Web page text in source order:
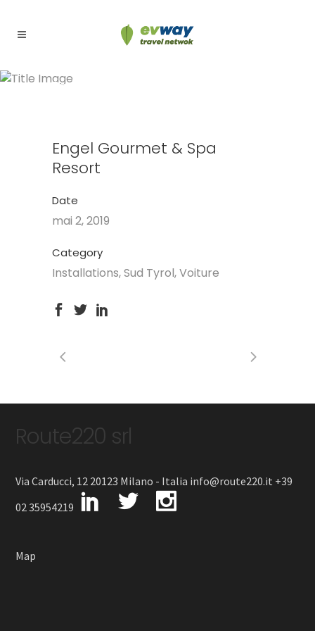
Engel Gourmet & Spa
Engel Gourmet & Spa
Resort
Date
mai 2, 2019
Category
Installations, Sud Tyrol, Voiture
Route220 srl
Via Carducci, 12 20123 Milano - Italia info@route220.it +39
02 35954219
Map